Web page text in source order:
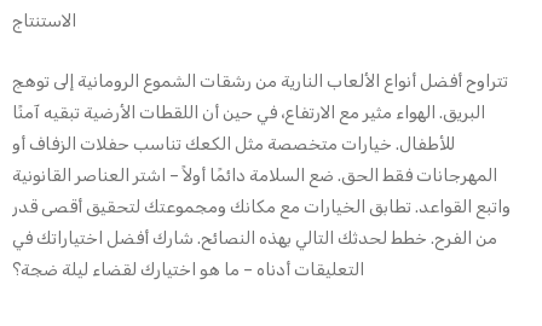
الاستنتاج
تتراوح أفضل أنواع الألعاب النارية من رشقات الشموع الرومانية إلى توهج
البريق. الهواء مثير مع الارتفاع، في حين أن اللقطات الأرضية تبقيه آمنًا
للأطفال. خيارات متخصصة مثل الكعك تناسب حفلات الزفاف أو
المهرجانات فقط الحق. ضع السلامة دائمًا أولاً – اشتر العناصر القانونية
واتبع القواعد. تطابق الخيارات مع مكانك ومجموعتك لتحقيق أقصى قدر
من الفرح. خطط لحدثك التالي بهذه النصائح. شارك أفضل اختياراتك في
التعليقات أدناه – ما هو اختيارك لقضاء ليلة ضجة؟